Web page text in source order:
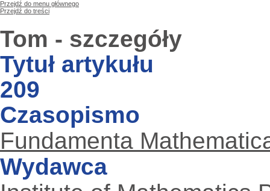
Przejdź do menu głównego
Przejdź do treści
Tom - szczegóły
Tytuł artykułu
209
Czasopismo
Fundamenta
Wydawca